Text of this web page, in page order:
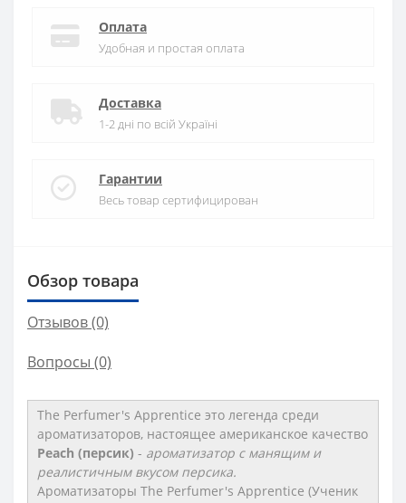
Оплата
Удобная и простая оплата
Доставка
1-2 дні по всій Україні
Гарантии
Весь товар сертифицирован
Обзор товара
Отзывов (0)
Вопросы (0)
The Perfumer's Apprentice это легенда среди
ароматизаторов, настоящее американское качество
Peach (персик) - ароматизатор с манящим и
реалистичным вкусом персика.
Ароматизаторы The Perfumer's Apprentice (Ученик